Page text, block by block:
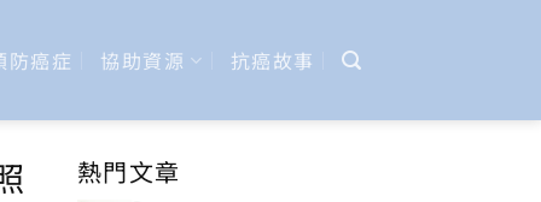
防癌症 協助資源 抗癌故事
熱門文章